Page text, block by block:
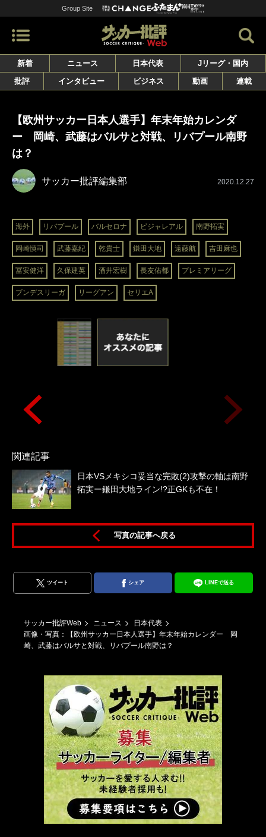
Group Site
新着 ニュース 日本代表
Jリーグ・国内
批評
インタビュー ビジネス 動画 連載
【欧州サッカー日本人選手】年末年始カレンダ
ー 岡崎、武藤はバルサと対戦、リバプール南野
は？
サッカー批評編集部 2020.12.27
海外 リバプール バルセロナ ビジャレアル 南野拓実
岡崎慎司 武藤嘉紀 乾貴士 鎌田大地 遠藤航 吉田麻也
冨安健洋 久保建英 酒井宏樹 長友佑都 プレミアリーグ
ブンデスリーガ リーグアン セリエA
関連記事
日本VSメキシコ妥当な完敗(2)攻撃の軸は南野
拓実ー鎌田大地ライン!?正GKも不在！
写真の記事へ戻る
ツイート シェア LINEで送る
サッカー批評Web ニュース
日本代表
画像・写真：【欧州サッカー日本人選手】年末年始カレンダー 岡
崎、武藤はバルサと対戦、リバプール南野は？